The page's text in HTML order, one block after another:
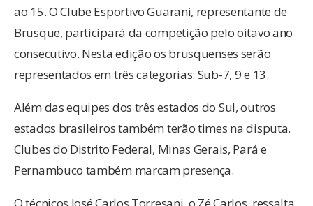
ao 15. O Clube Esportivo Guarani, representante de
Brusque, participará da competição pelo oitavo ano
consecutivo. Nesta edição os brusquenses serão
representados em três categorias: Sub-7, 9 e 13.
Além das equipes dos três estados do Sul, outros
estados brasileiros também terão times na disputa.
Clubes do Distrito Federal, Minas Gerais, Pará e
Pernambuco também marcam presença.